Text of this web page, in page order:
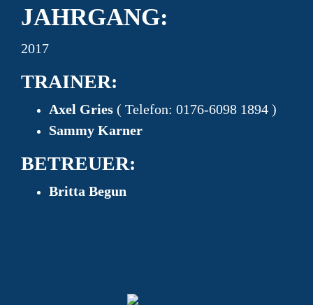
JAHRGANG:
2017
TRAINER:
Axel Gries ( Telefon: 0176-6098 1894 )
Sammy Karner
BETREUER:
Britta Begun